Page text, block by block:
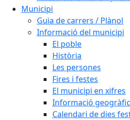
Municipi
Guia de carrers / Plànol
Informació del municipi
El poble
Història
Les persones
Fires i festes
El municipi en xifres
Informació
Calendari de dies